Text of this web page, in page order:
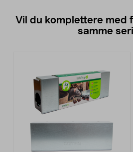
Vil du komplettere med
samme